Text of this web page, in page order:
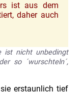
ist aus dem
daher auch
ist nicht unbedingt
erstaunlich tief